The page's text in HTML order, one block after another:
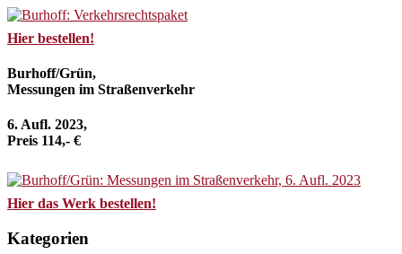
Hier bestellen!
Burhoff/Grün,
Messungen im Straßenverkehr
6. Aufl. 2023,
Preis 114,- €
Hier das Werk bestellen!
Kategorien